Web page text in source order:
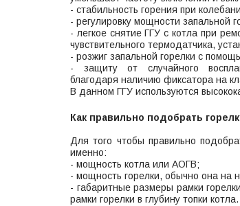
- стабильность горения при
- регулировку мощности запальной
- легкое снятие ГГУ с котла при
чувствительного термодатчика,
- розжиг запальной горелки с
- защиту от случайного
благодаря наличию фиксатора на
В данном ГГУ используются
Как правильно подобрать
Для того чтобы правильно
именно:
- мощность котла или АОГВ;
- мощность горелки, обычно она на
- габаритные размеры рамки
рамки горелки в глубину топки котла.